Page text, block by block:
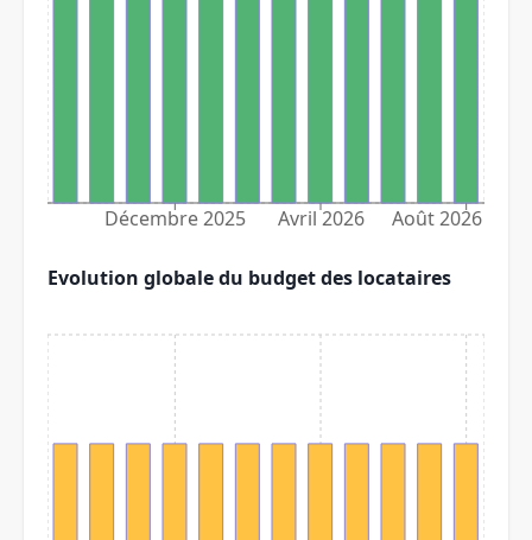
Décembre 2025 Avril 2026 Août 2026
Evolution globale du budget des locataires